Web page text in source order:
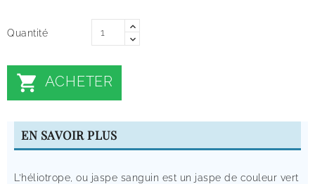
Quantité
 ACHETER
EN SAVOIR PLUS
L’héliotrope, ou jaspe sanguin est un jaspe de couleur vert